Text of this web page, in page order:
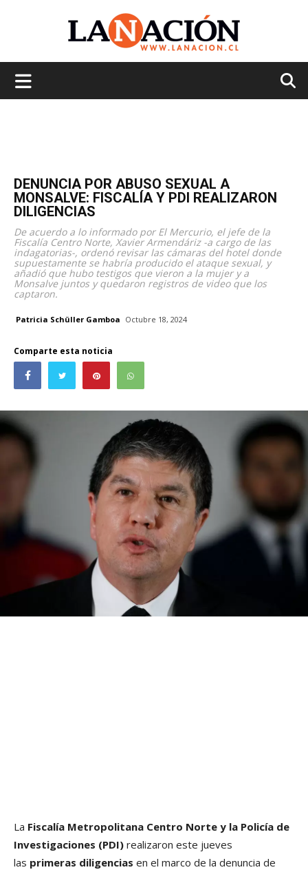
DENUNCIA POR ABUSO SEXUAL A
MONSALVE: FISCALÍA Y PDI REALIZARON
DILIGENCIAS
De acuerdo a lo informado por El Mercurio, el jefe de la
Fiscalía Centro Norte, Xavier Armendáriz -a cargo de las
indagatorias-, ordenó revisar las cámaras del hotel donde
supuestamente se habría producido el ataque sexual, y
añadió que hubo testigos que vieron a la mujer y a
Monsalve juntos y quedaron registros de video que los
captaron.
Patricia Schüller Gamboa Octubre 18, 2024
Comparte esta noticia
La Fiscalía Metropolitana Centro Norte y la Policía de
Investigaciones (PDI) realizaron este jueves
las primeras diligencias en el marco de la denuncia de